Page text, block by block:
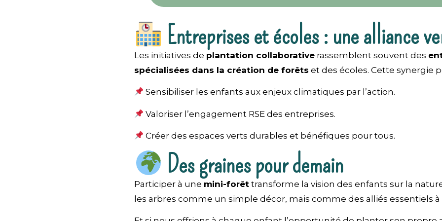
Entreprises et écoles : une alliance
Les initiatives de plantation collaborative rassemblent souvent des
spécialisées dans la création de forêts et des écoles. Cette synergie
Sensibiliser les enfants aux enjeux climatiques par l’action.
Valoriser l’engagement RSE des entreprises.
Créer des espaces verts durables et bénéfiques pour tous.
Des graines pour demain
Participer à une mini-forêt transforme la vision des enfants sur la
les arbres comme un simple décor, mais comme des alliés essentiels à